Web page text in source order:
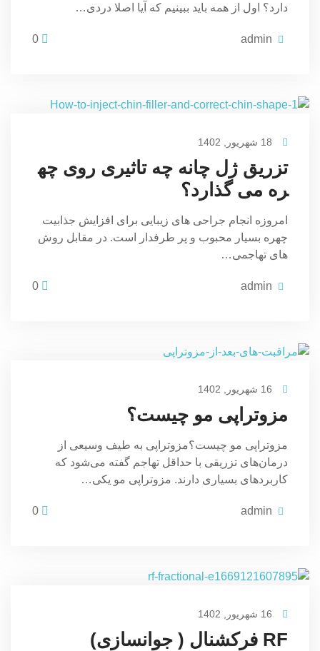
دارد؟ اول از همه باید ببینیم که آیا اصلا دردی…
admin
تزریق ژل چانه چه تاثیری روی چه
ره می گذارد؟
امروزه انجام جراحی های زیبایی برای افزایش جذابیت
چهره بسیار محبوب و پر طرفدار است. در مقابل روش
های تهاجمی…
admin
مزوتراپی مو چیست؟
مزوتراپی مو چیست؟مزوتراپی به طیف وسیعی از
درمان‌های تزریقی با حداقل تهاجم گفته می‌شود که
کاربردهای بسیاری دارند. مزوتراپی مو یکی…
admin
RF فرکشنال ( جوانسازی)